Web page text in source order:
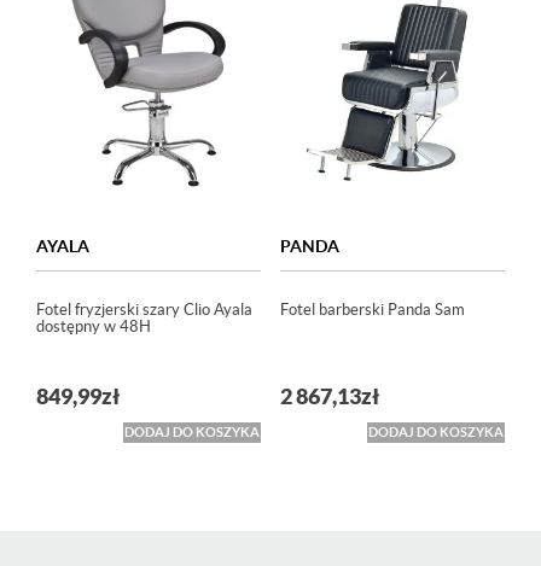
AYALA
Fotel fryzjerski szary Clio Ayala
dostępny w 48H
849,99zł
DODAJ DO KOSZYKA
PANDA
Fotel barberski Panda Sam
2 867,13zł
DODAJ DO KOSZYKA